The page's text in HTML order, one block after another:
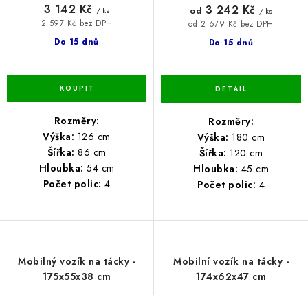
Do 15 dnů
2 597 Kč bez DPH
3 142 Kč / ks
Rozměry:
Výška: 126 cm
Šířka: 86 cm
Hloubka: 54 cm
Počet polic: 4
Do 15 dnů
od 2 679 Kč bez DPH
od 3 242 Kč / ks
Rozměry:
Výška: 180 cm
Šířka: 120 cm
Hloubka: 45 cm
Počet polic: 4
Mobilný vozík na tácky -
175x55x38 cm
Mobilní vozík na tácky -
174x62x47 cm